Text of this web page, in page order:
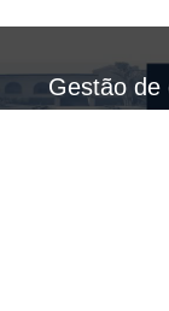
Gestão de